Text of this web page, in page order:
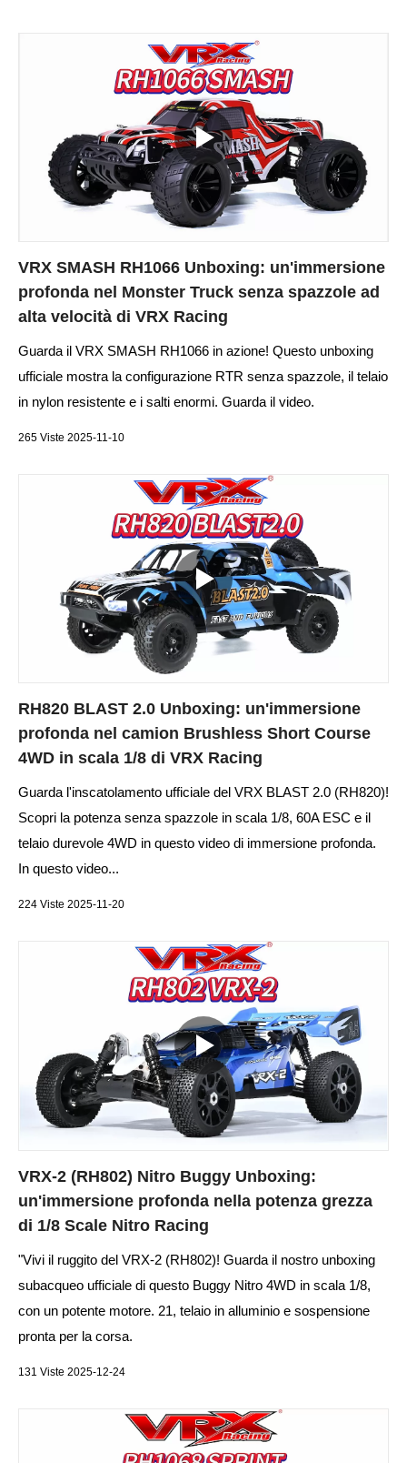
VRX SMASH RH1066 Unboxing: un'immersione
profonda nel Monster Truck senza spazzole ad
alta velocità di VRX Racing
Guarda il VRX SMASH RH1066 in azione! Questo unboxing
ufficiale mostra la configurazione RTR senza spazzole, il telaio
in nylon resistente e i salti enormi. Guarda il video.
265 Viste 2025-11-10
RH820 BLAST 2.0 Unboxing: un'immersione
profonda nel camion Brushless Short Course
4WD in scala 1/8 di VRX Racing
Guarda l'inscatolamento ufficiale del VRX BLAST 2.0 (RH820)!
Scopri la potenza senza spazzole in scala 1/8, 60A ESC e il
telaio durevole 4WD in questo video di immersione profonda.
In questo video...
224 Viste 2025-11-20
VRX-2 (RH802) Nitro Buggy Unboxing:
un'immersione profonda nella potenza grezza
di 1/8 Scale Nitro Racing
"Vivi il ruggito del VRX-2 (RH802)! Guarda il nostro unboxing
subacqueo ufficiale di questo Buggy Nitro 4WD in scala 1/8,
con un potente motore. 21, telaio in alluminio e sospensione
pronta per la corsa.
131 Viste 2025-12-24